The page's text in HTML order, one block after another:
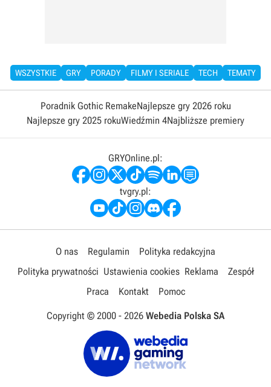
WSZYSTKIE GRY PORADY FILMY I SERIALE TECH TEMATY
Poradnik Gothic RemakeNajlepsze gry 2026 roku
Najlepsze gry 2025 rokuWiedźmin 4Najbliższe premiery
GRYOnline.pl:
tvgry.pl:
O nas Regulamin
Polityka redakcyjna
Polityka prywatności Ustawienia cookies Reklama
Zespół
Praca
Kontakt Pomoc
Copyright © 2000 - 2026 Webedia Polska SA